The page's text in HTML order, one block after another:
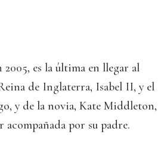
2005, es la última en llegar al
de Inglaterra, Isabel II, y el
y de la novia, Kate Middleton,
acompañada por su padre.